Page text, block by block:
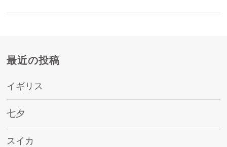
最近の投稿
イギリス
七夕
スイカ